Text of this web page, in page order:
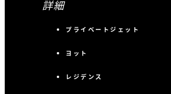
詳細
プライベートジェット
ヨット
レジデンス